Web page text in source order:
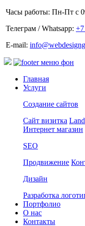
Часы работы: Пн-Пт с
Телеграм / Whatsapp:
E-mail:
Главная
Услуги
Создание сайтов
Сайт визитка
Интернет магазин
SEO
Продвижение
Дизайн
Разработка
Портфолио
О нас
Контакты